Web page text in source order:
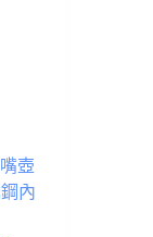
壺
內